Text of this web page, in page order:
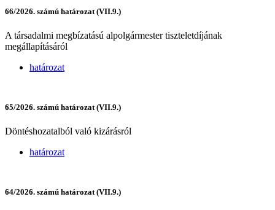
66/2026. számú határozat (VII.9.)
A társadalmi megbízatású alpolgármester tiszteletdíjának
megállapításáról
határozat
65/2026. számú határozat (VII.9.)
Döntéshozatalból való kizárásról
határozat
64/2026. számú határozat (VII.9.)